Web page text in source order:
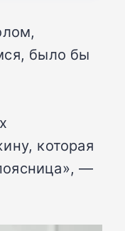
было бы
которая
—